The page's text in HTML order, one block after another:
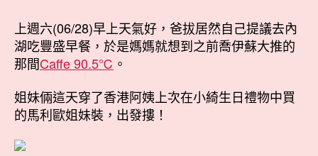
期
上週六(06/28)早上天氣好，爸拔居然自己提議去內
湖吃豐盛早餐，於是媽媽就想到之前喬伊蘇大推的
那間Caffe 90.5℃ 。
姐妹倆這天穿了香港阿姨上次在小綺生日禮物中買
的馬利歐姐妹裝，出發摟！